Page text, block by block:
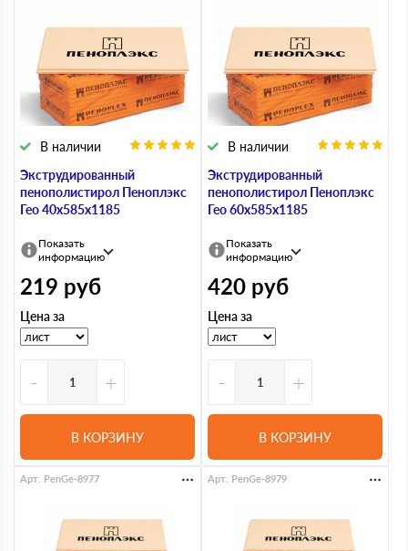
Экструдированный
пенополистирол Пеноплэкс
Гео 40х585х1185
В наличии
Показать
информацию
219 руб
Цена за
- +
В КОРЗИНУ
Экструдированный
пенополистирол Пеноплэкс
Гео 60х585х1185
В наличии
Показать
информацию
420 руб
Цена за
- +
В КОРЗИНУ
Арт. PenGe-8977 Арт. PenGe-8979